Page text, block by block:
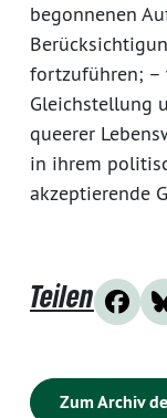
begonnenen
fortzuführen; –
Gleichstellung
queerer
in ihrem
akzeptierende
Teilen
Zum Archiv